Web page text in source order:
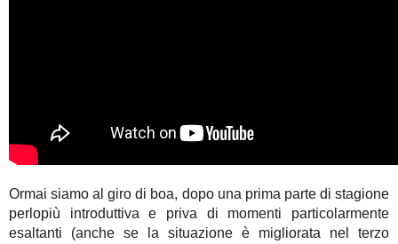
Ormai siamo al giro di boa, dopo una prima parte di stagione
perlopiù introduttiva e priva di momenti particolarmente
esaltanti (anche se la situazione è migliorata nel terzo